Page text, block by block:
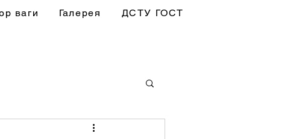
ваги Галерея ДСТУ ГОСТ